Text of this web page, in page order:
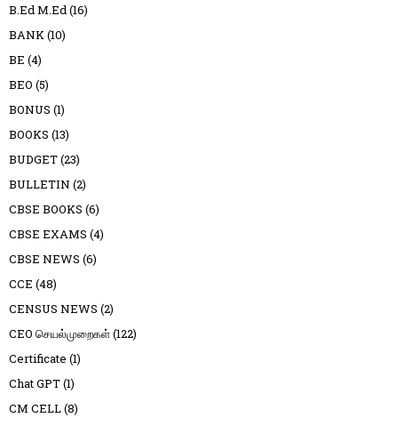
B.Ed M.Ed(16)
BANK(10)
BE (4)
BEO (5)
BONUS (1)
BOOKS (13)
BUDGET(23)
BULLETIN (2)
CBSE BOOKS (6)
CBSE EXAMS (4)
CBSE NEWS (6)
CCE (48)
CENSUS NEWS (2)
CEO செயல்முறைகள்(122)
Certificate (1)
Chat GPT(1)
CM CELL(8)